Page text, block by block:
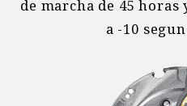
de marcha de 45
a -10